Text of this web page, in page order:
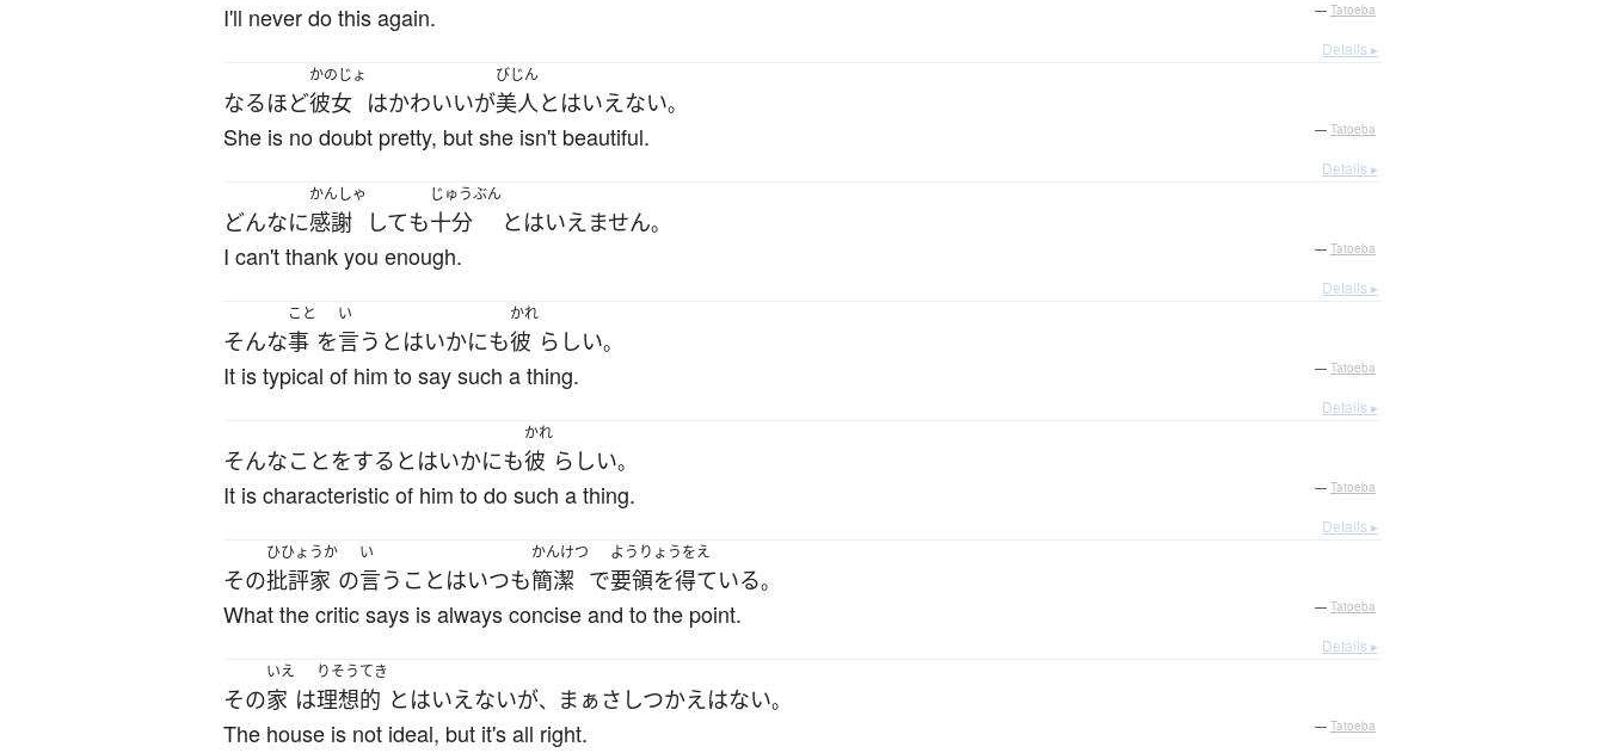
I'll never do this again. — Tatoeba
Details ▸
なるほど
かのじょ
彼女 はかわいいが
びじん
美人とはいえない。
She is no doubt pretty, but she isn't beautiful. — Tatoeba
Details ▸
どんなに
かんしゃ
感謝 しても
じゅうぶん
十分 とはいえません。
I can't thank you enough. — Tatoeba
Details ▸
そんな
こと
事 を
い
言う とはいかにも
かれ
彼 らしい。
It is typical of him to say such a thing. — Tatoeba
Details ▸
そんなことをする とはいかにも
かれ
彼 らしい。
It is characteristic of him to do such a thing. — Tatoeba
Details ▸
その
ひひょうか
批評家 の
い
言う ことはいつも
かんけつ
簡潔 で
ようりょうをえ
要領を得ている。
What the critic says is always concise and to the point. — Tatoeba
Details ▸
その
いえ
家 は
りそうてき
理想的 とはいえないが、 まぁさしつかえはない。
The house is not ideal, but it's all right. — Tatoeba